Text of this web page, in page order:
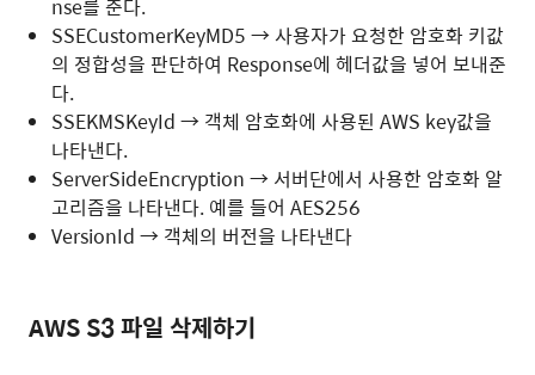
nse를 준다.
SSECustomerKeyMD5 → 사용자가 요청한 암호화 키값
의 정합성을 판단하여 Response에 헤더값을 넣어 보내준
다.
SSEKMSKeyId → 객체 암호화에 사용된 AWS key값을
나타낸다.
ServerSideEncryption → 서버단에서 사용한 암호화 알
고리즘을 나타낸다. 예를 들어 AES256
VersionId → 객체의 버전을 나타낸다
AWS S3 파일 삭제하기